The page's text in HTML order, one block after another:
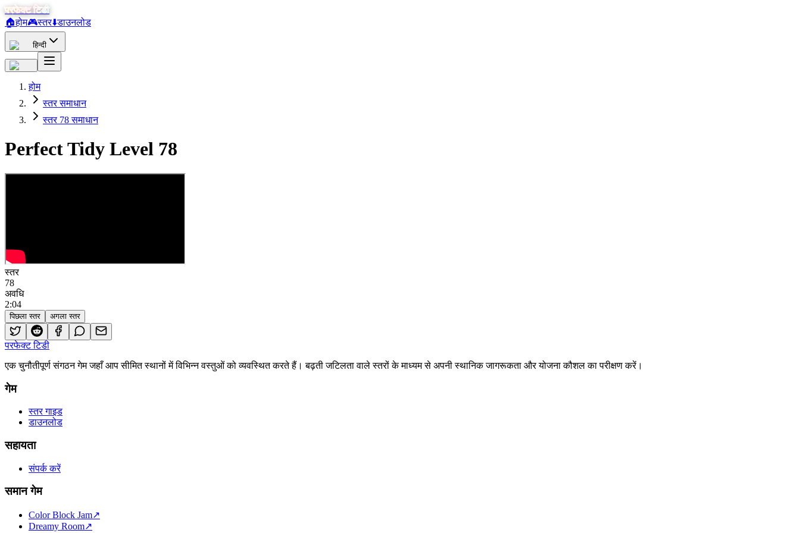
परफेक्ट टिडी
🏠होम🎮स्तर⬇️डाउनलोड
हिन्दी
होम
स्तर समाधान
स्तर 78 समाधान
Perfect Tidy Level 78
स्तर
78
अवधि
2:04
पिछला स्तर अगला स्तर
परफेक्ट टिडी
एक चुनौतीपूर्ण संगठन गेम जहाँ आप सीमित स्थानों में विभिन्न वस्तुओं को व्यवस्थित करते हैं। बढ़ती जटिलता वाले स्तरों के माध्यम से अपनी स्थानिक जागरूकता और योजना कौशल का परीक्षण करें।
गेम
स्तर गाइड
डाउनलोड
सहायता
संपर्क करें
समान गेम
Color Block Jam↗️
Dreamy Room↗️